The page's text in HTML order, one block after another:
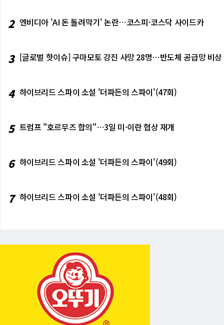
2 엔비디아 'AI 돈 돌려막기' 논란⋯코스피·코스닥 사이드카
3 [글로벌 핫이슈] 구마모토 강진 사망 28명⋯반도체 공급망 비상
4 하이브리드 스파이 소설 '더파든의 스파이'(47회)
5 트럼프 "호르무즈 합의"⋯3일 미·이란 협상 재개
6 하이브리드 스파이 소설 '더파든의 스파이'(49회)
7 하이브리드 스파이 소설 '더파든의 스파이'(48회)